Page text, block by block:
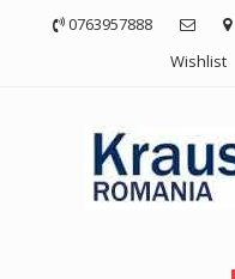
0763957888
Wishlist